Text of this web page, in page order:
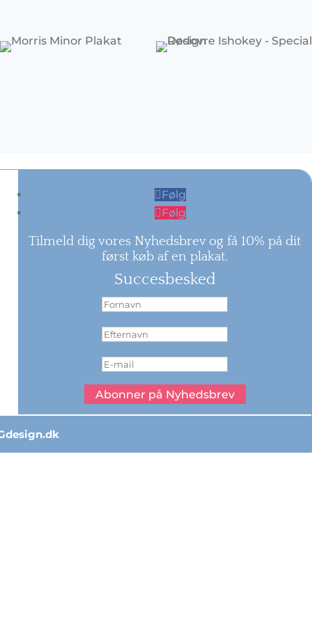
Følg
Følg
Tilmeld dig vores Nyhedsbrev og få 10% på dit
først køb af en plakat.
Succesbesked
Abonner på Nyhedsbrev